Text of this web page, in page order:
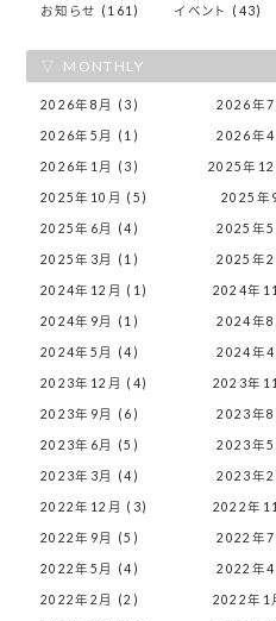
お知らせ (161) イベント (43)
MONTHLY
2026年8月 (3) 2026年
2026年5月 (1) 2026年
2026年1月 (3) 2025年
2025年10月 (5) 2025年
2025年6月 (4) 2025年
2025年3月 (1) 2025年
2024年12月 (1) 2024年
2024年9月 (1) 2024年
2024年5月 (4) 2024年
2023年12月 (4) 2023年
2023年9月 (6) 2023年
2023年6月 (5) 2023年
2023年3月 (4) 2023年
2022年12月 (3) 2022年
2022年9月 (5) 2022年
2022年5月 (4) 2022年
2022年2月 (2) 2022年1